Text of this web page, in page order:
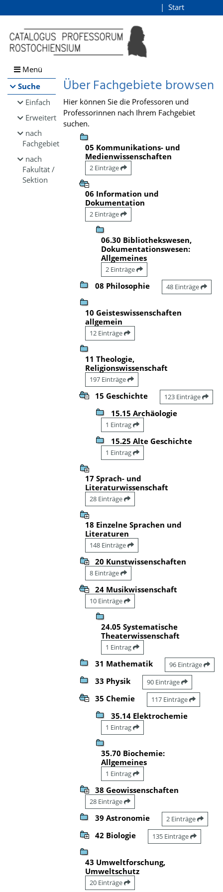
Browsen
direkt zum Inhalt
Start
Menü
Suche
Einfach
Erweitert
nach
Fachgebiet
nach
Fakultät /
Sektion
Über Fachgebiete browsen
Hier können Sie die Professoren und
Professorinnen nach Ihrem Fachgebiet
suchen.
05 Kommunikations- und
Medienwissenschaften
2 Einträge
06 Information und
Dokumentation
2 Einträge
06.30 Bibliothekswesen,
Dokumentationswesen:
Allgemeines
2 Einträge
08 Philosophie 48 Einträge
10 Geisteswissenschaften
allgemein
12 Einträge
11 Theologie,
Religionswissenschaft
197 Einträge
15 Geschichte 123 Einträge
15.15 Archäologie
1 Eintrag
15.25 Alte Geschichte
1 Eintrag
17 Sprach- und
Literaturwissenschaft
28 Einträge
18 Einzelne Sprachen und
Literaturen
148 Einträge
20 Kunstwissenschaften
8 Einträge
24 Musikwissenschaft
10 Einträge
24.05 Systematische
Theaterwissenschaft
1 Eintrag
31 Mathematik 96 Einträge
33 Physik 90 Einträge
35 Chemie 117 Einträge
35.14 Elektrochemie
1 Eintrag
35.70 Biochemie:
Allgemeines
1 Eintrag
38 Geowissenschaften
28 Einträge
39 Astronomie 2 Einträge
42 Biologie 135 Einträge
43 Umweltforschung,
Umweltschutz
20 Einträge